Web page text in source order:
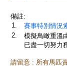
備註:
1.
賽事特別情況
2.
模擬鳥瞰重溫
已盡一切努力
請留意 : 所有馬匹